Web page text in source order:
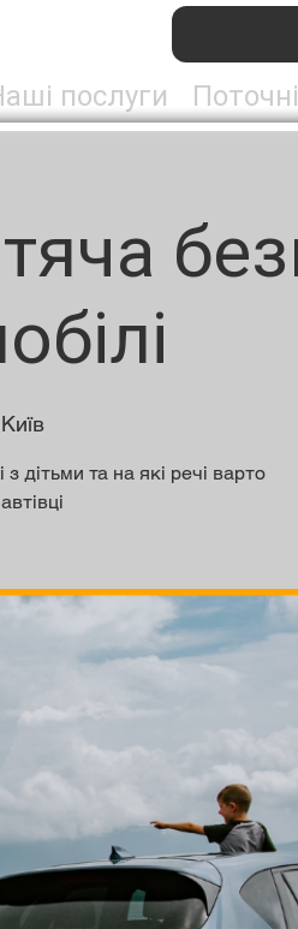
послуги
Київ
дітьми та на які речі варто